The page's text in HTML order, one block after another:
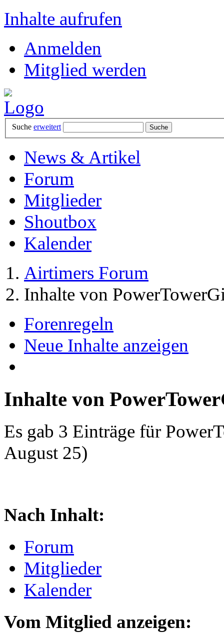
Inhalte aufrufen
Anmelden
Mitglied werden
Suche erweitert
News & Artikel
Forum
Mitglieder
Shoutbox
Kalender
Airtimers Forum
Inhalte von
Forenregeln
Neue Inhalte anzeigen
Inhalte von
Es gab 3 Einträge für
August 25)
Nach Inhalt:
Forum
Mitglieder
Kalender
Vom Mitglied anzeigen: